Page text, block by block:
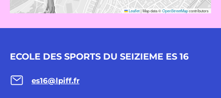
Leaflet|Map data ©OpenStreetMapcontributors
ECOLE DES SPORTS DU SEIZIEME ES 16
es16@lpiff.fr